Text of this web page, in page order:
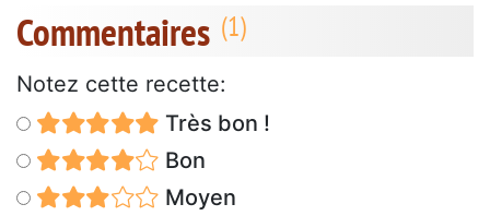
Commentaires
Notez cette recette:
Très bon !
Bon
Moyen